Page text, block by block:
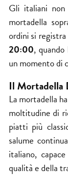
Gli italiani
mortadella
ordini si
20:00,
un momento di
Il Mortadella
La mortadella
moltitudine di
piatti più
salume
italiano,
qualità e della